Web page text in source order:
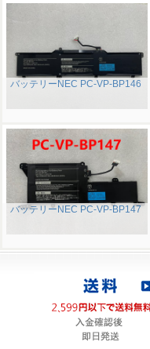
バッテリーNEC PC-VP-BP146
バッテリーNEC PC-VP-BP147